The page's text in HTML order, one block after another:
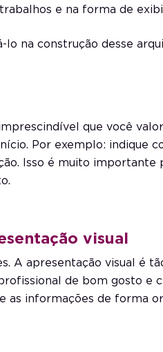
e na forma de
lo na construção desse
que você
Por exemplo: indique
Isso é muito importante
visual
A apresentação visual é
de bom gosto e
as informações de forma